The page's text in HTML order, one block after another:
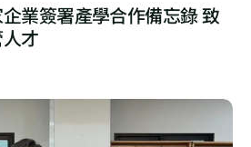
業簽署產學合作備忘錄 致
才